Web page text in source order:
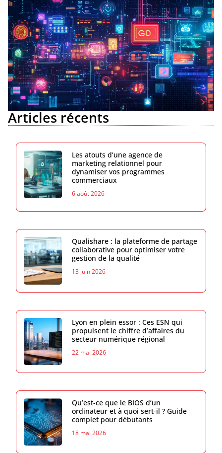
Articles récents
Les atouts d’une agence de
marketing relationnel pour
dynamiser vos programmes
commerciaux
6 août 2026
Qualishare : la plateforme de partage
collaborative pour optimiser votre
gestion de la qualité
13 juin 2026
Lyon en plein essor : Ces ESN qui
propulsent le chiffre d’affaires du
secteur numérique régional
22 mai 2026
Qu’est-ce que le BIOS d’un
ordinateur et à quoi sert-il ? Guide
complet pour débutants
18 mai 2026